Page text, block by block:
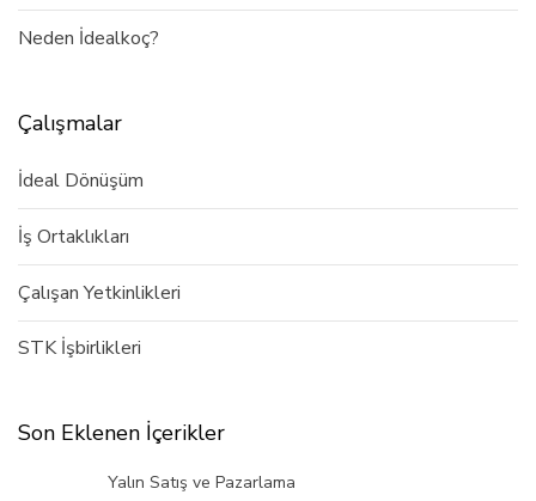
Neden İdealkoç?
Çalışmalar
İdeal Dönüşüm
İş Ortaklıkları
Çalışan Yetkinlikleri
STK İşbirlikleri
Son Eklenen İçerikler
Yalın Satış ve Pazarlama